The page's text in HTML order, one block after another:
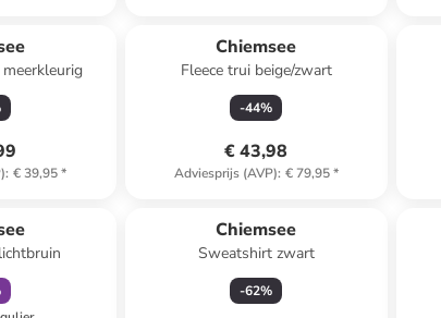
: € 39,95*
Chiemsee
Fleece trui beige/zwart
-44%
€ 43,98
Adviesprijs (AVP): € 79,95*
Chiemsee
Sweatshirt zwart
-62%